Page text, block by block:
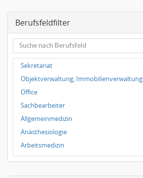
Dortmund
Wuppertal
Hallbergmoos
Würzburg
Grünwald
Ulm
Bielefeld
Hannover
Duisburg
Berufsfeldfilter
Sekretariat
Objektverwaltung, Immobilienverwaltung
Office
Sachbearbeiter
Allgemeinmedizin
Anästhesiologie
Arbeitsmedizin
Augenheilkunde